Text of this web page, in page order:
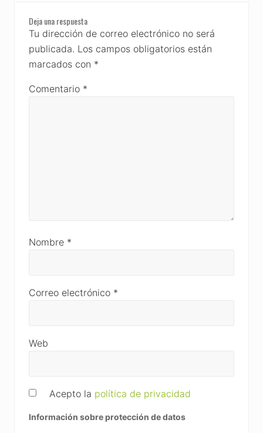
Reader
Interactions
Deja una respuesta
Tu dirección de correo electrónico no será
publicada. Los campos obligatorios están
marcados con *
Comentario *
Nombre *
Correo electrónico *
Web
Acepto la política de privacidad
Información sobre protección de datos